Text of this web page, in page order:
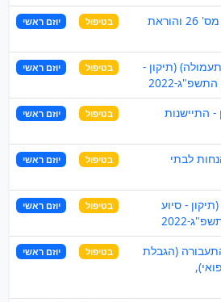
חוק הסיוע המשפטי (תיקון מס' 26 והוראת
בטיפול יוזם ראשי
(תיקון -
2022
בטיפול יוזם ראשי
התיישנות
בטיפול יוזם ראשי
לבתי
בטיפול יוזם ראשי
- סיוע
2022
בטיפול יוזם ראשי
(הגבלת
בטיפול יוזם ראשי